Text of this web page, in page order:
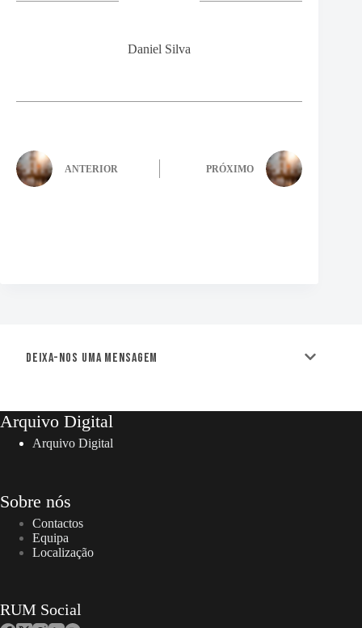
Daniel Silva
ANTERIOR PRÓXIMO
Deixa-nos uma mensagem
Arquivo Digital
Arquivo Digital
Sobre nós
Contactos
Equipa
Localização
RUM Social